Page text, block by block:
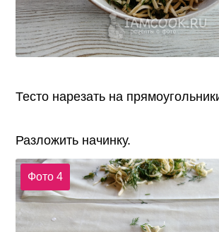
Тесто нарезать на
Разложить начинку.
Фото 4